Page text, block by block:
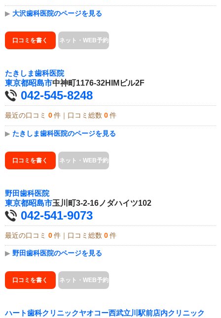
▶ 大沢歯科医院のページを見る
口コミを書く ネット・WEB予約
たきしま歯科医院
東京都昭島市中神町1176-32HIMビル2F
042-545-8248
最近の口コミ 0 件｜口コミ総数 0 件
▶ たきしま歯科医院のページを見る
口コミを書く ネット・WEB予約
野田歯科医院
東京都昭島市玉川町3-2-16ノダハイツ102
042-541-9073
最近の口コミ 0 件｜口コミ総数 0 件
▶ 野田歯科医院のページを見る
口コミを書く ネット・WEB予約
ハート歯科クリニックヤオコー西武立川駅前店内クリニック